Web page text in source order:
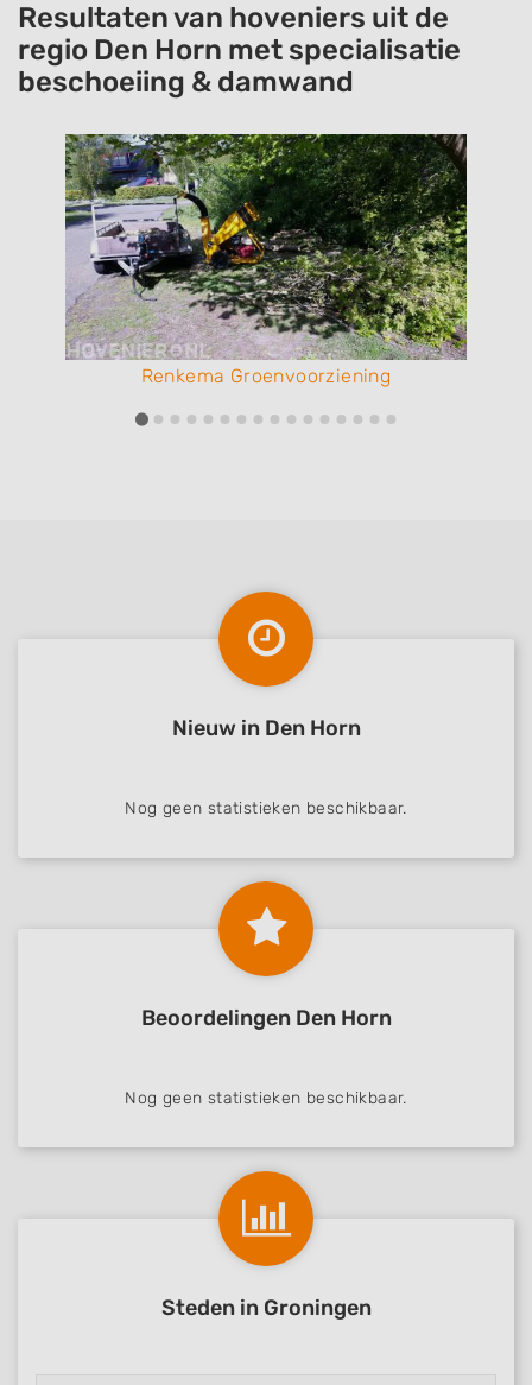
Resultaten van hoveniers uit de
regio Den Horn met specialisatie
beschoeiing & damwand
Renkema Groenvoorziening
Nieuw in Den Horn
Nog geen statistieken beschikbaar.
Beoordelingen Den Horn
Nog geen statistieken beschikbaar.
Steden in Groningen